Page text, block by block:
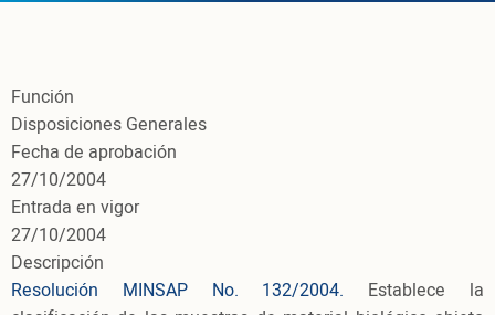
Función
Disposiciones Generales
Fecha de aprobación
27/10/2004
Entrada en vigor
27/10/2004
Descripción
Resolución MINSAP No. 132/2004. Establece la